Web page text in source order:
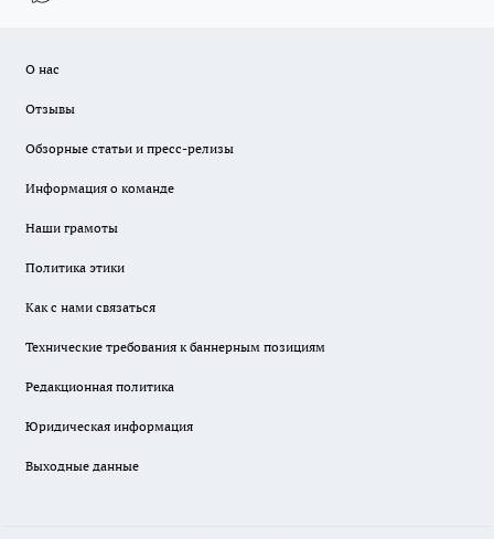
О нас
Отзывы
Обзорные статьи и пресс-релизы
Информация о команде
Наши грамоты
Политика этики
Как с нами связаться
Технические требования к баннерным позициям
Редакционная политика
Юридическая информация
Выходные данные